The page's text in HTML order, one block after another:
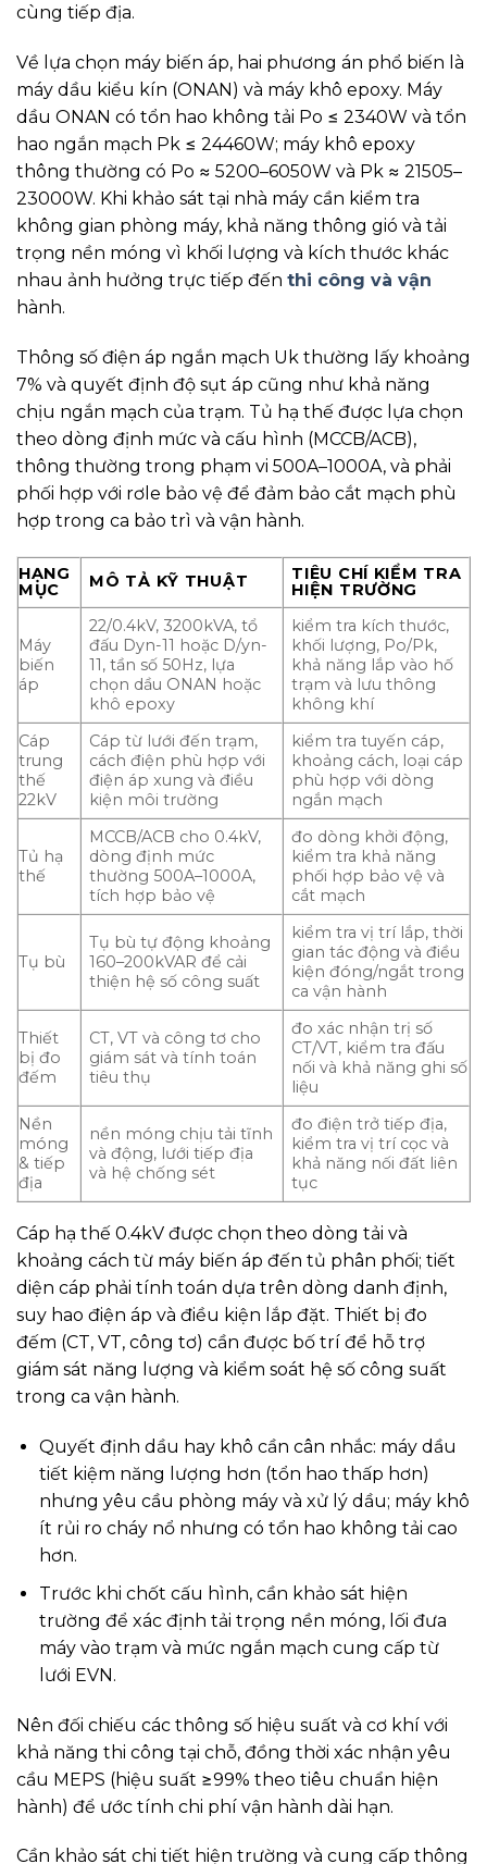
cùng tiếp địa.
Về lựa chọn máy biến áp, hai phương án phổ biến là
máy dầu kiểu kín (ONAN) và máy khô epoxy. Máy
dầu ONAN có tổn hao không tải Po ≤ 2340W và tổn
hao ngắn mạch Pk ≤ 24460W; máy khô epoxy
thông thường có Po ≈ 5200–6050W và Pk ≈ 21505–
23000W. Khi khảo sát tại nhà máy cần kiểm tra
không gian phòng máy, khả năng thông gió và tải
trọng nền móng vì khối lượng và kích thước khác
nhau ảnh hưởng trực tiếp đến thi công và vận
hành.
Thông số điện áp ngắn mạch Uk thường lấy khoảng
7% và quyết định độ sụt áp cũng như khả năng
chịu ngắn mạch của trạm. Tủ hạ thế được lựa chọn
theo dòng định mức và cấu hình (MCCB/ACB),
thông thường trong phạm vi 500A–1000A, và phải
phối hợp với rơle bảo vệ để đảm bảo cắt mạch phù
hợp trong ca bảo trì và vận hành.
HẠNG
MỤC
MÔ TẢ KỸ THUẬT
TIÊU CHÍ KIỂM TRA
HIỆN TRƯỜNG
Máy
biến
áp
22/0.4kV, 3200kVA, tổ
đấu Dyn-11 hoặc D/yn-
11, tần số 50Hz, lựa
chọn dầu ONAN hoặc
khô epoxy
kiểm tra kích thước,
khối lượng, Po/Pk,
khả năng lắp vào hố
trạm và lưu thông
không khí
Cáp
trung
thế
22kV
Cáp từ lưới đến trạm,
cách điện phù hợp với
điện áp xung và điều
kiện môi trường
kiểm tra tuyến cáp,
khoảng cách, loại cáp
phù hợp với dòng
ngắn mạch
Tủ hạ
thế
MCCB/ACB cho 0.4kV,
dòng định mức
thường 500A–1000A,
tích hợp bảo vệ
đo dòng khởi động,
kiểm tra khả năng
phối hợp bảo vệ và
cắt mạch
Tụ bù
Tụ bù tự động khoảng
160–200kVAR để cải
thiện hệ số công suất
kiểm tra vị trí lắp, thời
gian tác động và điều
kiện đóng/ngắt trong
ca vận hành
Thiết
bị đo
đếm
CT, VT và công tơ cho
giám sát và tính toán
tiêu thụ
đo xác nhận trị số
CT/VT, kiểm tra đấu
nối và khả năng ghi số
liệu
Nền
móng
& tiếp
địa
nền móng chịu tải tĩnh
và động, lưới tiếp địa
và hệ chống sét
đo điện trở tiếp địa,
kiểm tra vị trí cọc và
khả năng nối đất liên
tục
Cáp hạ thế 0.4kV được chọn theo dòng tải và
khoảng cách từ máy biến áp đến tủ phân phối; tiết
diện cáp phải tính toán dựa trên dòng danh định,
suy hao điện áp và điều kiện lắp đặt. Thiết bị đo
đếm (CT, VT, công tơ) cần được bố trí để hỗ trợ
giám sát năng lượng và kiểm soát hệ số công suất
trong ca vận hành.
Quyết định dầu hay khô cần cân nhắc: máy dầu
tiết kiệm năng lượng hơn (tổn hao thấp hơn)
nhưng yêu cầu phòng máy và xử lý dầu; máy khô
ít rủi ro cháy nổ nhưng có tổn hao không tải cao
hơn.
Trước khi chốt cấu hình, cần khảo sát hiện
trường để xác định tải trọng nền móng, lối đưa
máy vào trạm và mức ngắn mạch cung cấp từ
lưới EVN.
Nên đối chiếu các thông số hiệu suất và cơ khí với
khả năng thi công tại chỗ, đồng thời xác nhận yêu
cầu MEPS (hiệu suất ≥99% theo tiêu chuẩn hiện
hành) để ước tính chi phí vận hành dài hạn.
Cần khảo sát chi tiết hiện trường và cung cấp thông